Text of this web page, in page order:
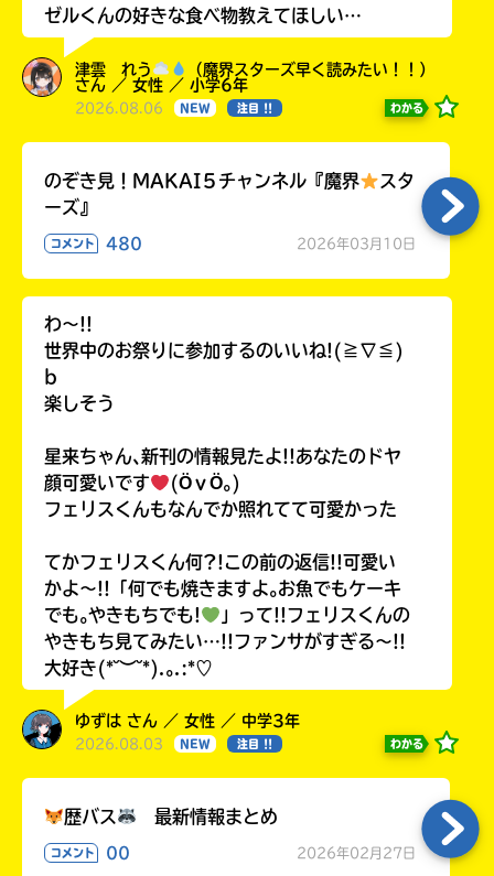
ゼルくんの好きな食べ物教えてほしい…
津雲 れう
（魔界スターズ早く読みたい！！）
さん ／ 女性 ／ 小学6年
2026.08.06 NEW 注目 !! わかる
のぞき見！MAKAI５チャンネル『魔界
スタ
ーズ』
コメント 480 2026年03月10日
わ〜!!
世界中のお祭りに参加するのいいね!(≧∇≦)
b
楽しそう
星来ちゃん､新刊の情報見たよ!!あなたのドヤ
顔可愛いです
(ӦｖӦ｡)
フェリスくんもなんでか照れてて可愛かった
てかフェリスくん何?!この前の返信!!可愛い
かよ〜!!「何でも焼きますよ｡お魚でもケーキ
でも｡やきもちでも!
」って!!フェリスくんの
やきもち見てみたい…!!ファンサがすぎる〜!!
大好き(*˘︶˘*).｡.:*♡
ゆずは さん ／ 女性 ／ 中学3年
2026.08.03 NEW 注目 !! わかる
歴バス 最新情報まとめ
コメント 00 2026年02月27日